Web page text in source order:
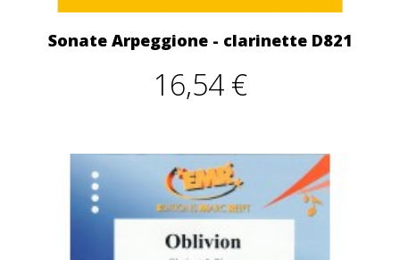
Sonate Arpeggione - clarinette D821
16,54 €